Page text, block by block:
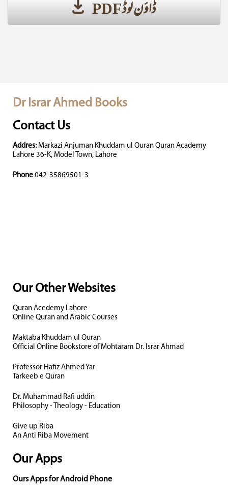
ڈاؤن لوڈ PDF
Dr Israr Ahmed Books
Contact Us
Addres:Markazi Anjuman Khuddam ul Quran Quran
Lahore 36-K, Model Town, Lahore
Phone 042-35869501-3
Our Other Websites
Quran Acedemy Lahore
Online Quran and Arabic Courses
Maktaba Khuddam ul Quran
Official Online Bookstore of Mohtaram Dr. Israr Ahmad
Professor Hafiz Ahmed Yar
Tarkeeb e Quran
Dr. Muhammad Rafi uddin
Philosophy - Theology - Education
Give up Riba
An Anti Riba Movement
Our Apps
Ours Apps for Android Phone